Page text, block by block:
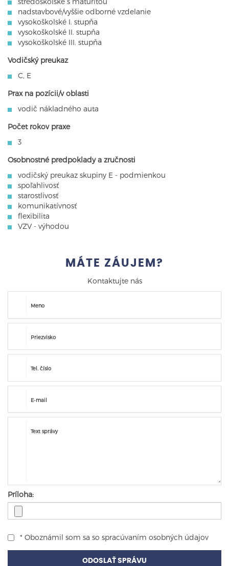
nadstavbové/vyššie odborné vzdelanie
vysokoškolské I. stupňa
vysokoškolské II. stupňa
vysokoškolské III. stupňa
Vodičský preukaz
C, E
Prax na pozícii/v oblasti
vodič nákladného auta
Počet rokov praxe
3
Osobnostné predpoklady a zručnosti
vodičský preukaz skupiny E - podmienkou
spoľahlivosť
starostlivosť
komunikatívnosť
flexibilita
VZV - výhodou
MÁTE ZÁUJEM?
Kontaktujte nás
Meno
Priezvisko
Tel. číslo
E-mail
Text správy
Príloha:
* Oboznámil som sa so spracúvaním osobných údajov
ODOSLAŤ SPRÁVU